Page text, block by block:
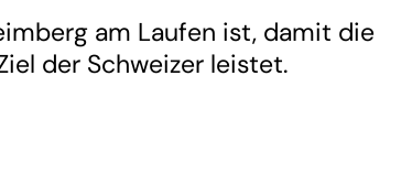
am Laufen ist, damit die
der Schweizer leistet.